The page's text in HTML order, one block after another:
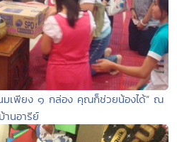
มเพียง ๑ กล่อง คุณก็ช่วยน้องได้” ณ
บ้านอารีย์